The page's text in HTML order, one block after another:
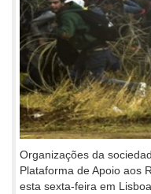
Organizações da
Plataforma de Apoio aos
esta sexta-feira em